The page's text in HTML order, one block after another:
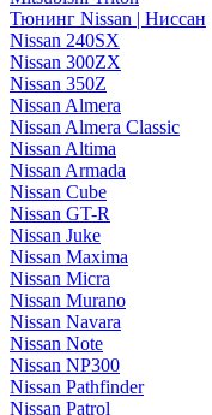
Тюнинг Nissan | Ниссан
Nissan 240SX
Nissan 300ZX
Nissan 350Z
Nissan Almera
Nissan Almera Classic
Nissan Altima
Nissan Armada
Nissan Cube
Nissan GT-R
Nissan Juke
Nissan Maxima
Nissan Micra
Nissan Murano
Nissan Navara
Nissan Note
Nissan NP300
Nissan Pathfinder
Nissan Patrol